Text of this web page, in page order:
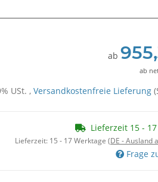
ab
ab
USt. , Versandkostenfreie Lieferung
Lieferzeit 15 -
Lieferzeit: 15 - 17 Werktage (DE - Ausland
Frage